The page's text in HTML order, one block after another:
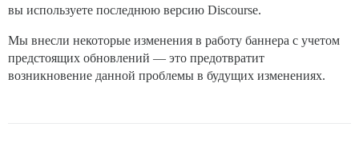
вы используете последнюю версию Discourse.
Мы внесли некоторые изменения в работу баннера с учетом
предстоящих обновлений — это предотвратит
возникновение данной проблемы в будущих изменениях.